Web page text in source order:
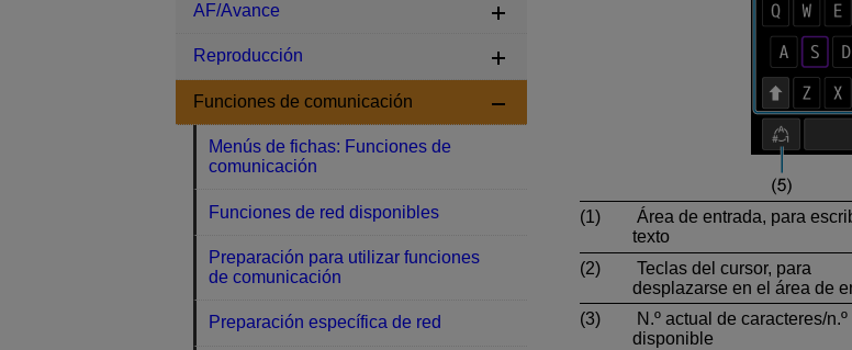
(1)
Área de entrada, para
texto
(2)
Teclas del cursor, para
desplazarse en el área de
(3)
N.º actual de caracteres/n.º
disponible
AF/Avance
Reproducción
Funciones de comunicación
Menús de fichas: Funciones de
comunicación
Funciones de red disponibles
Preparación para utilizar funciones
de comunicación
Preparación específica de red